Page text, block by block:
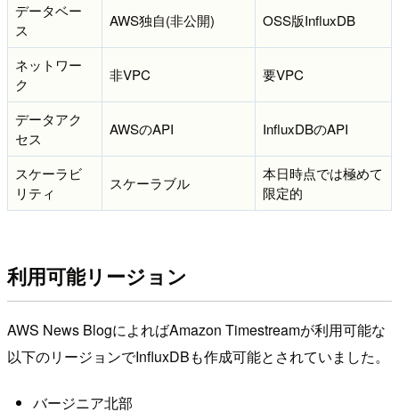
データベー
ス
AWS独自(非公開) OSS版InfluxDB
ネットワー
ク
非VPC 要VPC
データアク
セス
AWSのAPI InfluxDBのAPI
スケーラビ
リティ
スケーラブル
本日時点では極めて
限定的
利用可能リージョン
AWS News BlogによればAmazon Timestreamが利用可能な
以下のリージョンでInfluxDBも作成可能とされていました。
バージニア北部